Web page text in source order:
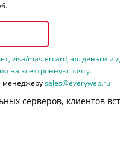
visa/mastercard, эл. деньги и
на электронную почту.
менеджеруsales@everyweb.ru
серверов, клиентов